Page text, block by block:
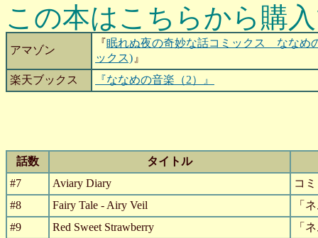
この本はこちらから購
アマゾン
『眠れぬ夜の奇妙な話コミックス ななめ
ックス)』
楽天ブックス
『ななめの音楽（2）』
話数
タイトル
#7
Aviary Diary
コ
#8
Fairy Tale - Airy Veil
「
#9
Red Sweet Strawberry
「